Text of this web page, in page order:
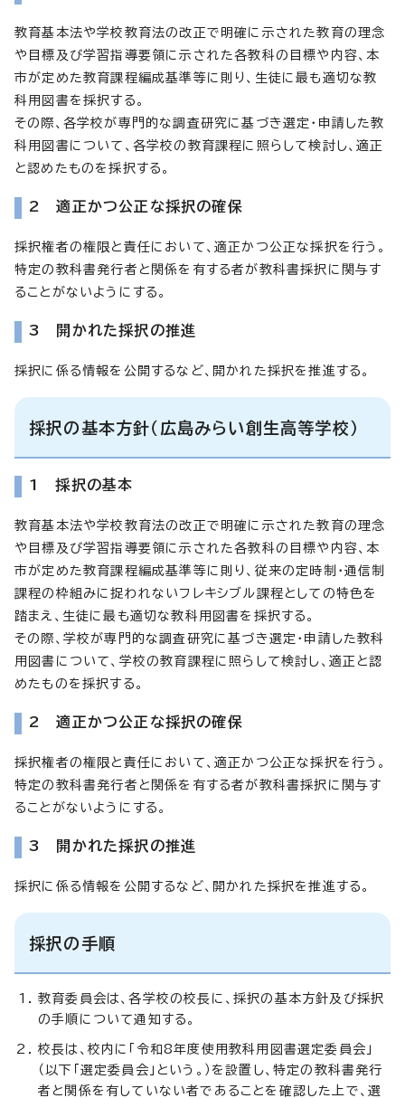
教育基本法や学校教育法の改正で明確に示された教育の理念
や目標及び学習指導要領に示された各教科の目標や内容、本
市が定めた教育課程編成基準等に則り、生徒に最も適切な教
科用図書を採択する。
その際、各学校が専門的な調査研究に基づき選定・申請した教
科用図書について、各学校の教育課程に照らして検討し、適正
と認めたものを採択する。
2 適正かつ公正な採択の確保
採択権者の権限と責任において、適正かつ公正な採択を行う。
特定の教科書発行者と関係を有する者が教科書採択に関与す
ることがないようにする。
3 開かれた採択の推進
採択に係る情報を公開するなど、開かれた採択を推進する。
採択の基本方針（広島みらい創生高等学校）
1 採択の基本
教育基本法や学校教育法の改正で明確に示された教育の理念
や目標及び学習指導要領に示された各教科の目標や内容、本
市が定めた教育課程編成基準等に則り、従来の定時制・通信制
課程の枠組みに捉われないフレキシブル課程としての特色を
踏まえ、生徒に最も適切な教科用図書を採択する。
その際、学校が専門的な調査研究に基づき選定・申請した教科
用図書について、学校の教育課程に照らして検討し、適正と認
めたものを採択する。
2 適正かつ公正な採択の確保
採択権者の権限と責任において、適正かつ公正な採択を行う。
特定の教科書発行者と関係を有する者が教科書採択に関与す
ることがないようにする。
3 開かれた採択の推進
採択に係る情報を公開するなど、開かれた採択を推進する。
採択の手順
教育委員会は、各学校の校長に、採択の基本方針及び採択
の手順について通知する。
校長は、校内に「令和8年度使用教科用図書選定委員会」
（以下「選定委員会」という。）を設置し、特定の教科書発行
者と関係を有していない者であることを確認した上で、選